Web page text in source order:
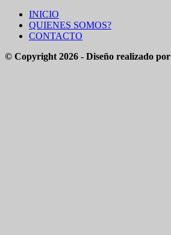
INICIO
QUIENES SOMOS?
CONTACTO
© Copyright 2026 - Diseño realizado por